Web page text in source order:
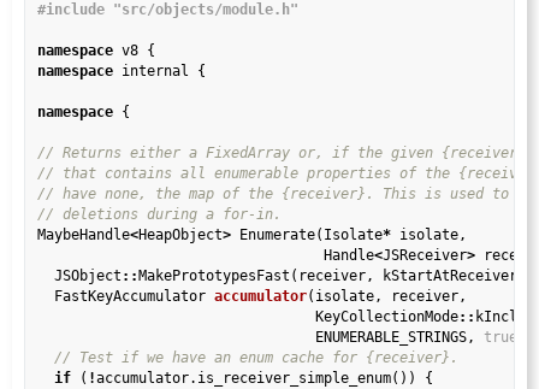
#include "src/objects/module.h"
namespace
namespace internal {
namespace {
MaybeHandle<HeapObject> Enumerate(Isolate* isolate,
                                  Handle
<JSReceiver>
  JSObject
:: MakePrototypesFast(receiver,
  FastKeyAccumulator
accumulator(isolate, receiver,
                                 KeyCollectionMode
::
                                 ENUMERABLE_STRINGS,
true
if ( !accumulator.is_receiver_simple_enum()) {